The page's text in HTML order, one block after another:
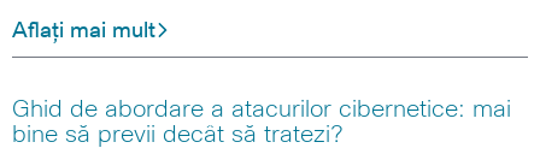
Aflați mai mult
Ghid de abordare a atacurilor cibernetice: mai
bine să previi decât să tratezi?